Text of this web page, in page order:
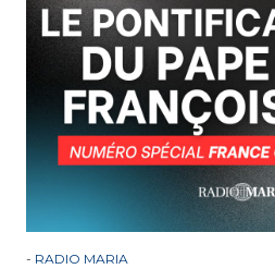
- RADIO MARIA